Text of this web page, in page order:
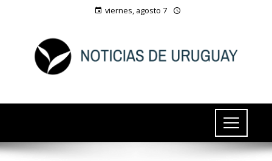
viernes, agosto 7